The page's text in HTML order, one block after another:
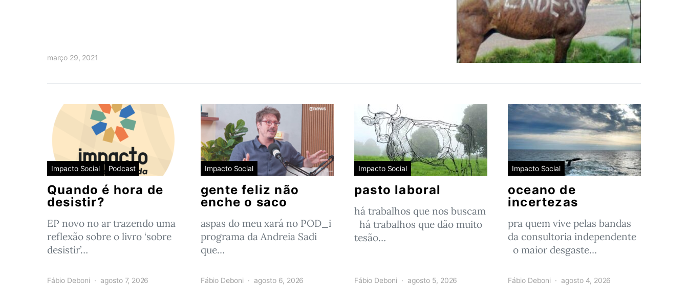
março 29, 2021
Impacto Social Podcast
Quando é hora de
desistir?
EP novo no ar trazendo uma
reflexão sobre o livro ‘sobre
desistir’…
Fábio Deboni agosto 7, 2026
Impacto Social
gente feliz não
enche o saco
aspas do meu xará no POD_i
programa da Andreia Sadi
que…
Fábio Deboni agosto 6, 2026
Impacto Social
pasto laboral
há trabalhos que nos buscam
há trabalhos que dão muito
tesão…
Fábio Deboni agosto 5, 2026
Impacto Social
oceano de
incertezas
pra quem vive pelas bandas
da consultoria independente
o maior desgaste…
Fábio Deboni agosto 4, 2026